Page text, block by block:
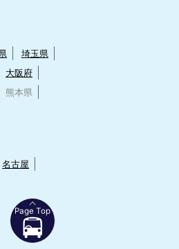
埼玉県
大阪府
熊本県
名古屋
Page Top